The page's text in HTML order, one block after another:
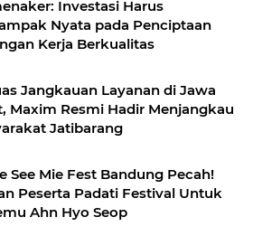
Investasi Harus
Nyata pada Penciptaan
Kerja Berkualitas
Jangkauan Layanan di Jawa
Maxim Resmi Hadir Menjangkau
Jatibarang
See Mie Fest Bandung Pecah!
Peserta Padati Festival Untuk
Ahn Hyo Seop